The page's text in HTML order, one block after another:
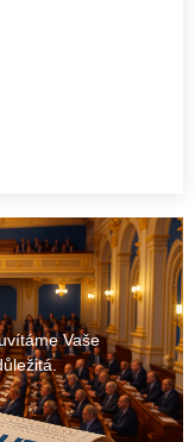
Vaše